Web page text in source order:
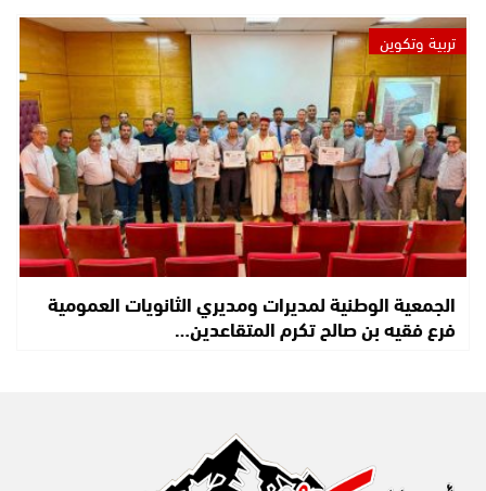
تربية وتكوين
الجمعية الوطنية لمديرات ومديري الثانويات العمومية
فرع فقيه بن صالح تكرم المتقاعدين…